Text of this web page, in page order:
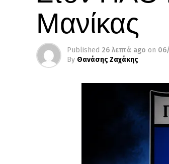
Μανίκας
Published 26 λεπτά ago on
By Θανάσης Ζαχάκης